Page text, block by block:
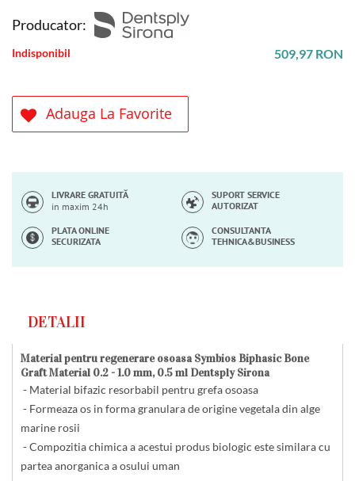
Producator:
Indisponibil 509,97 RON
Adauga La Favorite
LIVRARE GRATUITĂ
in maxim 24h
SUPORT SERVICE
AUTORIZAT
PLATA ONLINE
SECURIZATA
CONSULTANTA
TEHNICA&BUSINESS
DETALII
Material pentru regenerare osoasa Symbios Biphasic Bone
Graft Material 0.2 - 1.0 mm, 0.5 ml Dentsply Sirona
- Material bifazic resorbabil pentru grefa osoasa
- Formeaza os in forma granulara de origine vegetala din alge
marine rosii
- Compozitia chimica a acestui produs biologic este similara cu
partea anorganica a osului uman